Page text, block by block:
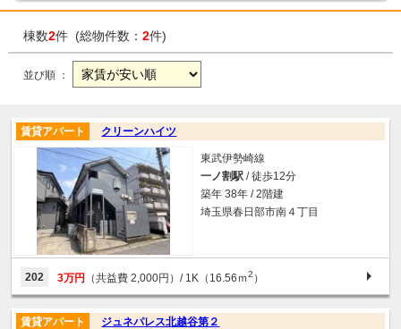
棟数2件 (総物件数：2件)
並び順 ：
クリーンハイツ
賃貸アパート
東武伊勢崎線
一ノ割駅 / 徒歩12分
築年 38年 / 2階建
埼玉県春日部市南４丁目
202 3万円 （共益費 2,000円）/ 1K（16.56ｍ2 ）
ジュネパレス北越谷第２
賃貸アパート